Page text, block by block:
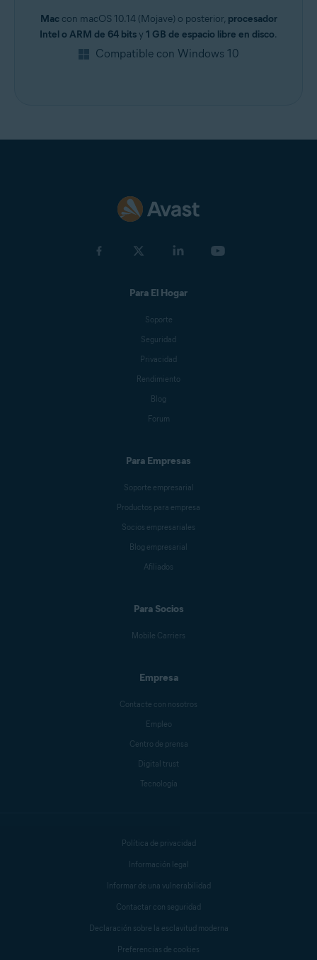
Maccon macOS 10.14 (Mojave) o posterior, procesador
Intel o ARM de 64 bitsy 1 GB de espacio libre en disco.
Compatible con Windows 10
Para El Hogar
Soporte
Seguridad
Privacidad
Rendimiento
Blog
Forum
Para Empresas
Soporte empresarial
Productos para empresa
Socios empresariales
Blog empresarial
Afiliados
Para Socios
Mobile Carriers
Empresa
Contacte con nosotros
Empleo
Centro de prensa
Digital trust
Tecnología
Política de privacidad
Información legal
Informar de una vulnerabilidad
Contactar con seguridad
Declaración sobre la esclavitud moderna
Preferencias de cookies